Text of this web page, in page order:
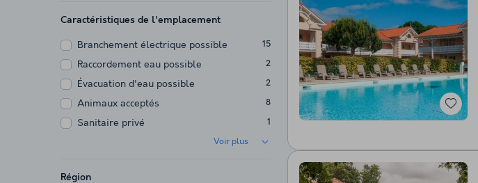
Caractéristiques de l'emplacement
Branchement électrique possible 15
Raccordement eau possible 2
Évacuation d'eau possible 2
Animaux acceptés 8
Sanitaire privé 1
Voir plus
Région